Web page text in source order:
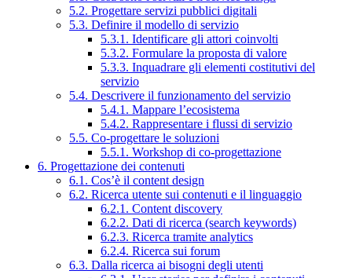
5.2. Progettare servizi pubblici digitali
5.3. Definire il modello di servizio
5.3.1. Identificare gli attori coinvolti
5.3.2. Formulare la proposta di valore
5.3.3. Inquadrare gli elementi costitutivi del
servizio
5.4. Descrivere il funzionamento del servizio
5.4.1. Mappare l’ecosistema
5.4.2. Rappresentare i flussi di servizio
5.5. Co-progettare le soluzioni
5.5.1. Workshop di co-progettazione
6. Progettazione dei contenuti
6.1. Cos’è il content design
6.2. Ricerca utente sui contenuti e il linguaggio
6.2.1. Content discovery
6.2.2. Dati di ricerca (search keywords)
6.2.3. Ricerca tramite analytics
6.2.4. Ricerca sui forum
6.3. Dalla ricerca ai bisogni degli utenti